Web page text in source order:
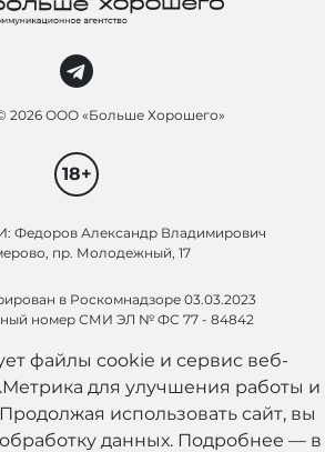
2026 ООО «Больше Хорошего»
18+
Федоров Александр Владимирович
пр. Молодежный, 17
в Роскомнадзоре 03.03.2023
номер СМИ ЭЛ № ФС 77 - 84842
файлы cookie и сервис веб-
для улучшения работы и
использовать сайт, вы
обработку данных. Подробнее — в